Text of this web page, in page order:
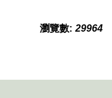
瀏覽數: 29964